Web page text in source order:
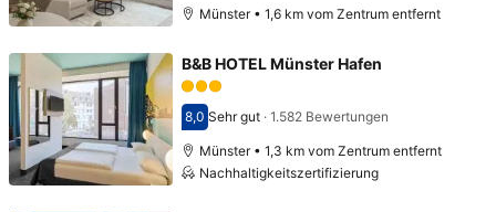
Münster • 1,6 km vom Zentrum entfernt
B&B HOTEL Münster Hafen
Bewertet mit 8,0
8,0 Sehr gut· 1.582 Bewertungen
Münster • 1,3 km vom Zentrum entfernt
Nachhaltigkeitszertifizierung